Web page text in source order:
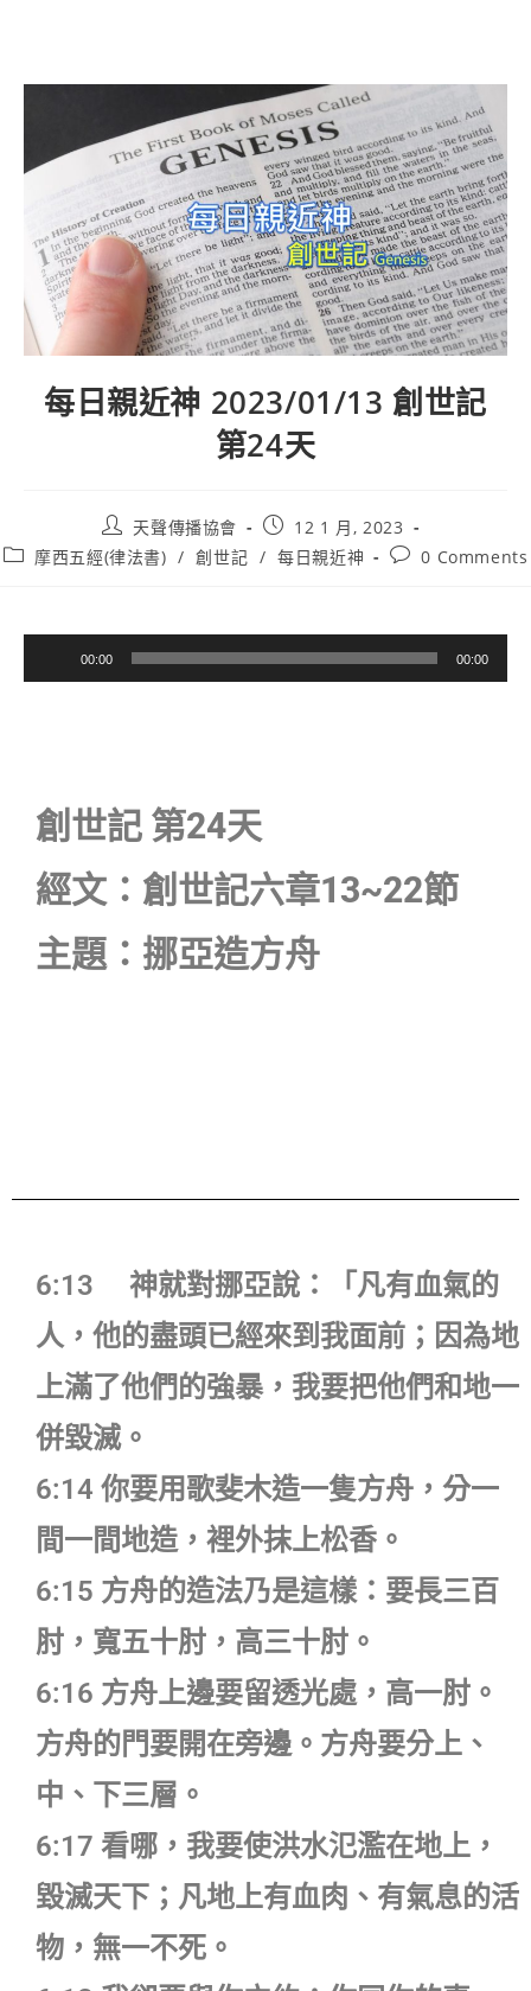
每日親近神 2023/01/13 創世記
第24天
天聲傳播協會
12 1 月, 2023
摩西五經(律法書) / 創世記 / 每日親近神 0 Comments
訊
00:00 00:00
創世記 第24天
經文：創世記六章13~22節
主題：挪亞造方舟
6:13 神就對挪亞說：「凡有血氣的
人，他的盡頭已經來到我面前；因為地
上滿了他們的強暴，我要把他們和地一
併毀滅。
6:14 你要用歌斐木造一隻方舟，分一
間一間地造，裡外抹上松香。
6:15 方舟的造法乃是這樣：要長三百
肘，寬五十肘，高三十肘。
6:16 方舟上邊要留透光處，高一肘。
方舟的門要開在旁邊。方舟要分上、
中、下三層。
6:17 看哪，我要使洪水氾濫在地上，
毀滅天下；凡地上有血肉、有氣息的活
物，無一不死。